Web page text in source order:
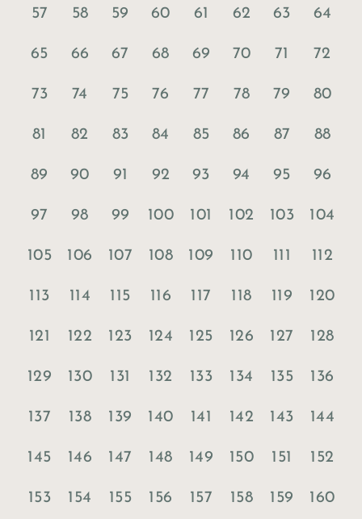
57 58 59 60 61 62 63 64
65 66 67 68 69 70 71 72
73 74 75 76 77 78 79 80
81 82 83 84 85 86 87 88
89 90 91 92 93 94 95 96
97 98 99 100 101 102 103 104
105 106 107 108 109 110 111 112
113 114 115 116 117 118 119 120
121 122 123 124 125 126 127 128
129 130 131 132 133 134 135 136
137 138 139 140 141 142 143 144
145 146 147 148 149 150 151 152
153 154 155 156 157 158 159 160